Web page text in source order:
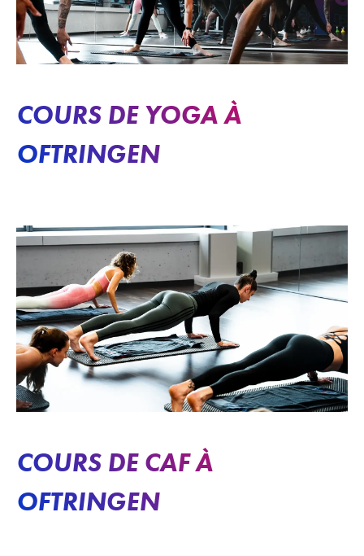
COURS DE YOGA À
OFTRINGEN
COURS DE CAF À
OFTRINGEN